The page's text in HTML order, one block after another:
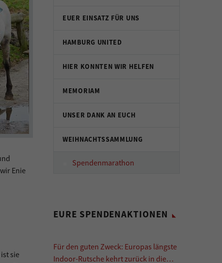
Enie
sie
EUER EINSATZ FÜR UNS
HAMBURG UNITED
HIER KONNTEN WIR HELFEN
MEMORIAM
UNSER DANK AN EUCH
WEIHNACHTSSAMMLUNG
Spendenmarathon
EURE SPENDENAKTIONEN
Für den guten Zweck: Europas längste
Indoor-Rutsche kehrt zurück in die